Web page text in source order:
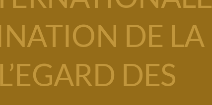
DE LA
DES